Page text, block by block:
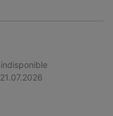
indisponible
21.07.2026